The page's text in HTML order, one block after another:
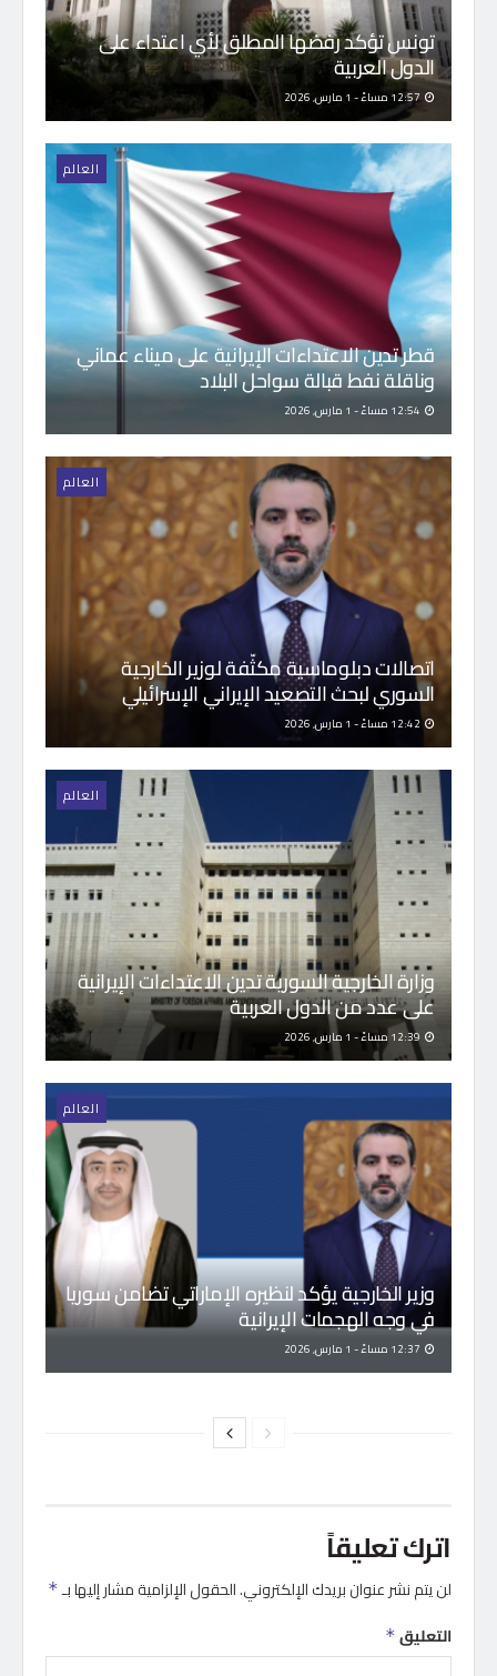
تونس تؤكد رفضها المطلق لأي اعتداء على
الدول العربية
العالم
قطر تدين الاعتداءات الإيرانية على ميناء عماني
وناقلة نفط قبالة سواحل البلاد
العالم
اتصالات دبلوماسية مكثّفة لوزير الخارجية
السوري لبحث التصعيد الإيراني الإسرائيلي
12:42 مساءً - 1 مارس, 2026
العالم
وزارة الخارجية السورية تدين الاعتداءات الإيرانية
على عدد من الدول العربية
العالم
وزير الخارجية يؤكد لنظيره الإماراتي تضامن سوريا
في وجه الهجمات الإيرانية
اترك تعليقاً
لن يتم نشر عنوان بريدك الإلكتروني.الحقول الإلزامية مشار إليها بـ *
التعليق *